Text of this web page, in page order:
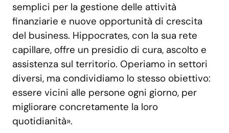
semplici per la gestione delle attività
finanziarie e nuove opportunità di crescita
del business. Hippocrates, con la sua rete
capillare, offre un presidio di cura, ascolto e
assistenza sul territorio. Operiamo in settori
diversi, ma condividiamo lo stesso obiettivo:
essere vicini alle persone ogni giorno, per
migliorare concretamente la loro
quotidianità».